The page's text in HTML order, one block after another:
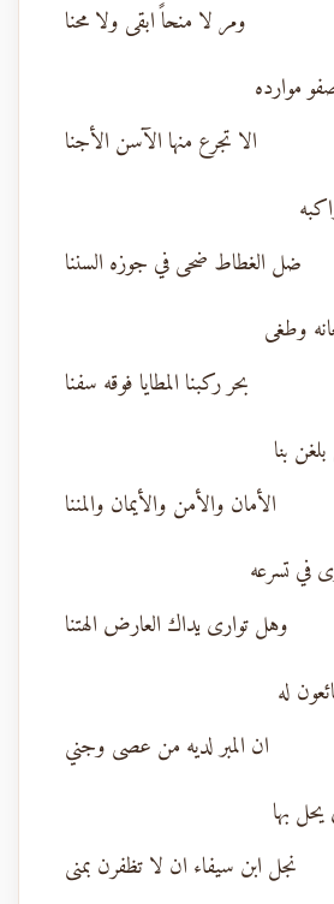
ومر لا منحاً ابقى ولا محنا
موارده
الا تجرع منها الآسن الأجنا
ضل الغطاط ضحى في جوزه السننا
وطغى
بحر ركبنا المطايا فوقه سفنا
بنا
الأمان والأمن والأيمان والمننا
في تسرعه
وهل توارى يداك العارض الهتنا
له
ان المبر لديه من عصى وجني
بها
نجل ابن سيفاء ان لا تظفرن بمنى